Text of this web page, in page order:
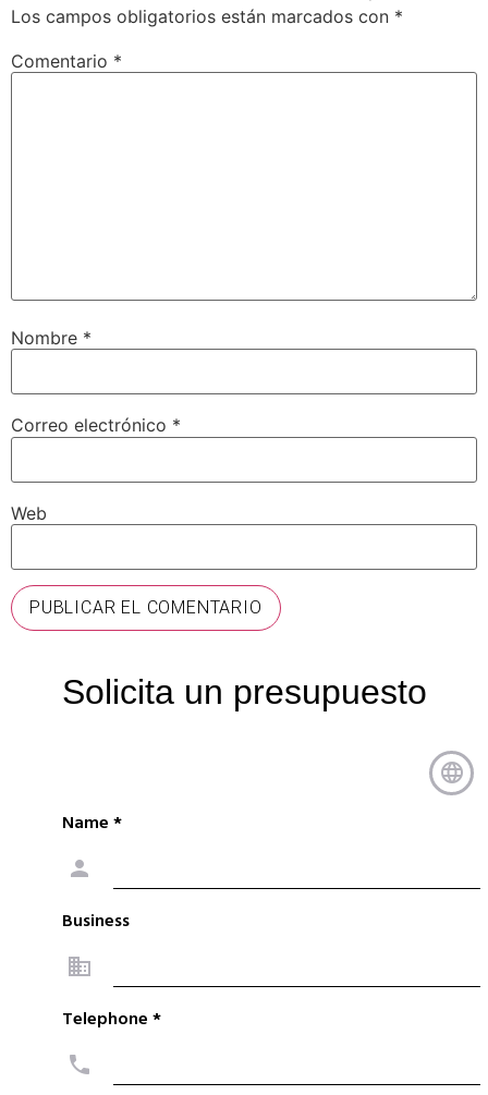
Los campos obligatorios están marcados con *
Comentario *
Nombre *
Correo electrónico *
Web
Solicita un presupuesto